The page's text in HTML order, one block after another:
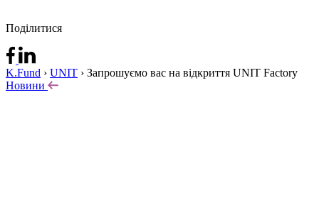
Поділитися
K.Fund › UNIT › Запрошуємо вас на відкриття UNIT Factory
Новини